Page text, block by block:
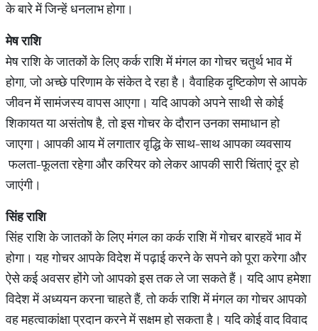
के बारे में जिन्हें धनलाभ होगा।
मेषराशि
मेष राशि के जातकों के लिए कर्क राशि में मंगल का गोचर चतुर्थ भाव में
होगा, जो अच्छे परिणाम के संकेत दे रहा है। वैवाहिक दृष्टिकोण से आपके
जीवन में सामंजस्य वापस आएगा। यदि आपको अपने साथी से कोई
शिकायत या असंतोष है, तो इस गोचर के दौरान उनका समाधान हो
जाएगा। आपकी आय में लगातार वृद्धि के साथ-साथ आपका व्यवसाय
फलता-फूलता रहेगा और करियर को लेकर आपकी सारी चिंताएं दूर हो
जाएंगी।
सिंहराशि
सिंह राशि के जातकों के लिए मंगल का कर्क राशि में गोचर बारहवें भाव में
होगा। यह गोचर आपके विदेश में पढ़ाई करने के सपने को पूरा करेगा और
ऐसे कई अवसर होंगे जो आपको इस तक ले जा सकते हैं। यदि आप हमेशा
विदेश में अध्ययन करना चाहते हैं, तो कर्क राशि में मंगल का गोचर आपको
वह महत्वाकांक्षा प्रदान करने में सक्षम हो सकता है। यदि कोई वाद विवाद